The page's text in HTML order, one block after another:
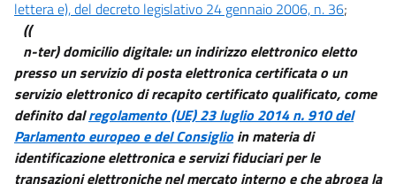
77
78
79
80
81
82
lettera e), del decreto legislativo 24 gennaio 2006, n. 36;
((
n-ter) domicilio digitale: un indirizzo elettronico eletto
presso un servizio di posta elettronica certificata o un
servizio elettronico di recapito certificato qualificato, come
definito dalregolamento (UE) 23 luglio 2014 n. 910 del
Parlamento europeo e del Consiglioin materia di
identificazione elettronica e servizi fiduciari per le
transazioni elettroniche nel mercato interno e che abroga la